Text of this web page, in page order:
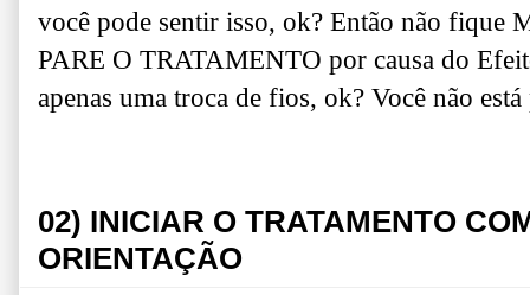
você pode sentir isso, ok? Então não fique
PARE O TRATAMENTO por causa do
apenas uma troca de fios, ok? Você não
02) INICIAR O TRATAMENTO
ORIENTAÇÃO